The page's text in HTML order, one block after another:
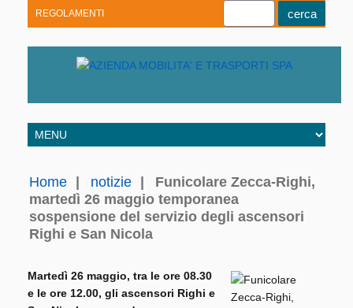
REGOLAMENTI
Home notizie
Funicolare Zecca-Righi,
martedì 26 maggio temporanea
sospensione del servizio degli ascensori
Righi e San Nicola
Martedì 26 maggio, tra le ore 08.30
e le ore 12.00, gli ascensori Righi e